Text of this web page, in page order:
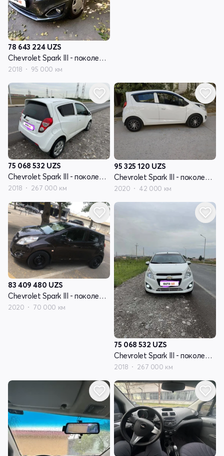
78 643 224 UZS
Chevrolet Spark III - поколение
2018 95 000 км
75 068 532 UZS
Chevrolet Spark III - поколение
2018 267 000 км
95 325 120 UZS
Chevrolet Spark III - поколение
2020 42 000 км
83 409 480 UZS
Chevrolet Spark III - поколение
2020 70 000 км
75 068 532 UZS
Chevrolet Spark III - поколение
2018 267 000 км